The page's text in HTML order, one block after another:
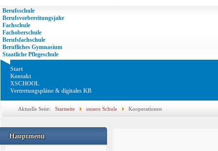
Berufsschule
Berufsvorbereitungsjahr
Fachschule
Fachoberschule
Berufsfachschule
Berufliches Gymnasium
Staatliche Pflegeschule
Start
Kontakt
XSCHOOL
Vertretungspläne & digitales KB
Aktuelle Seite: Startseite unsere Schule Kooperationen
Hauptmenü